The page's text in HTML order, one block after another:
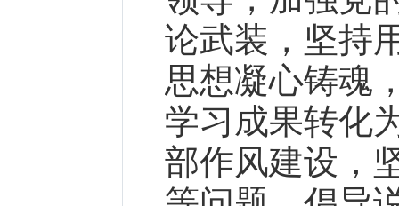
论武装，坚持
思想凝心铸魂
学习成果转化
部作风建设，